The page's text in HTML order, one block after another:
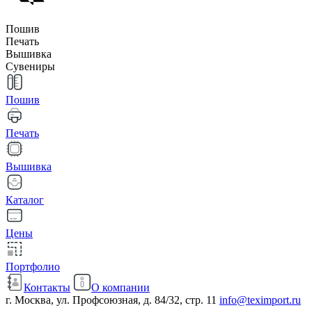
Пошив
Печать
Вышивка
Сувениры
Пошив
Печать
Вышивка
Каталог
Цены
Портфолио
Контакты
О компании
г. Москва, ул. Профсоюзная, д. 84/32, стр. 11 info@teximport.ru